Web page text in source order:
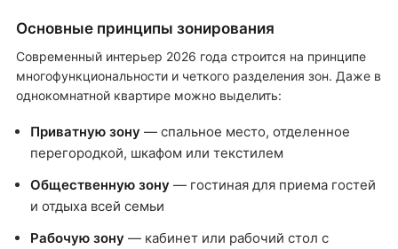
Основные принципы зонирования
Современный интерьер 2026 года строится на принципе
многофункциональности и четкого разделения зон. Даже в
однокомнатной квартире можно выделить:
Приватную зону — спальное место, отделенное
перегородкой, шкафом или текстилем
Общественную зону — гостиная для приема гостей
и отдыха всей семьи
Рабочую зону — кабинет или рабочий стол с